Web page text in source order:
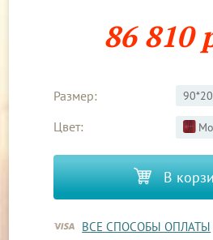
86 810
Размер:
Цвет:
В
ВСЕ СПОСОБЫ ОПЛАТЫ